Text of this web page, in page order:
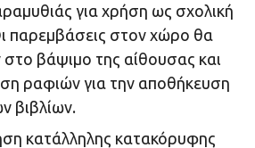
για χρήση ως σχολική
παρεμβάσεις στον χώρο θα
στο βάψιμο της αίθουσας και
ραφιών για την αποθήκευση
βιβλίων.
κατάλληλης κατακόρυφης